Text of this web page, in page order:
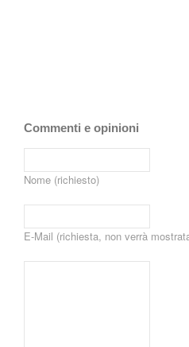
Commenti e opinioni
Nome (richiesto)
E-Mail (richiesta, non verrà